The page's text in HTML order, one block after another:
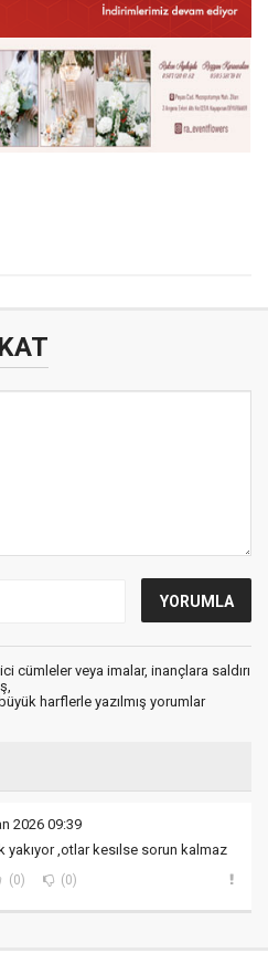
cümleler veya imalar, inançlara saldırı
harflerle yazılmış yorumlar
2026 09:39
yakıyor ,otlar kesılse sorun kalmaz
(0) (0)